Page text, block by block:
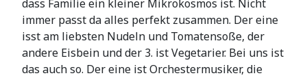
dass Familie ein kleiner Mikrokosmos ist. Nicht
immer passt da alles perfekt zusammen. Der eine
isst am liebsten Nudeln und Tomatensoße, der
andere Eisbein und der 3. ist Vegetarier. Bei uns ist
das auch so. Der eine ist Orchestermusiker, die